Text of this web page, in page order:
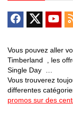
Vous pouvez aller
Timberland , les
Single Day …
Vous trouverez
differentes
promos sur des